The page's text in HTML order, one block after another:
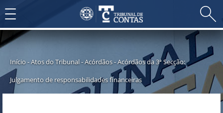
Toggle
navigation
Início-Atos do Tribunal-Acórdãos-Acórdãos da 3ª Secção:
Julgamento de responsabilidades financeiras